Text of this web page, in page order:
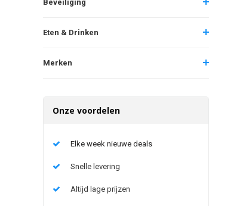
Beveiliging
Eten & Drinken
Merken
Onze voordelen
Elke week nieuwe deals
Snelle levering
Altijd lage prijzen